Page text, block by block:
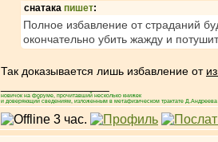
снатака пишет:
Полное избавление от страданий
окончательно убить жажду и
Так доказывается лишь избавление от
новичок на форуме, прочитавший несколько книжек
и доверяющий сведениям, изложенным в метафизическом трактате